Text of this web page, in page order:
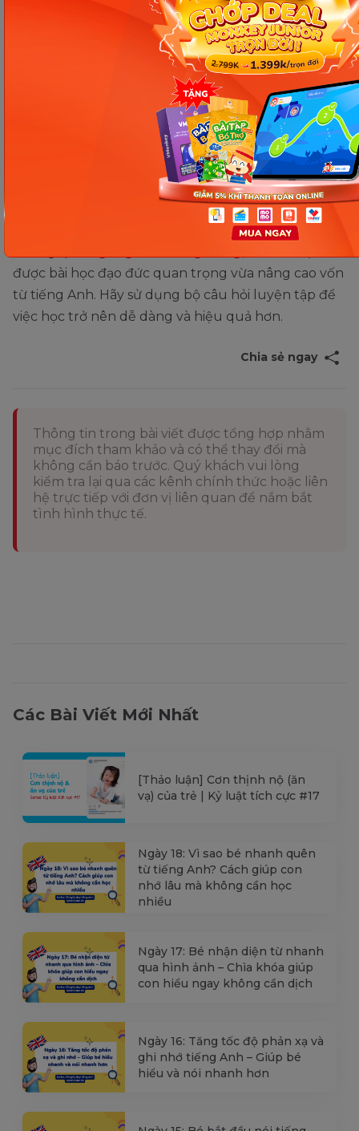
C (Nothing but ordinary goose insides - Chỉ là
nội tạng bình thường)
B (Greed can lead to losing everything you
have - Tham thì thâm)
Greedy (Tham lam)
Precious (Quý giá)
được bài học đạo đức quan trọng vừa nâng cao vốn
từ tiếng Anh. Hãy sử dụng bộ câu hỏi luyện tập để
việc học trở nên dễ dàng và hiệu quả hơn.
Chia sẻ ngay
Thông tin trong bài viết được tổng hợp nhằm
mục đích tham khảo và có thể thay đổi mà
không cần báo trước. Quý khách vui lòng
kiểm tra lại qua các kênh chính thức hoặc liên
hệ trực tiếp với đơn vị liên quan để nắm bắt
tình hình thực tế.
Các Bài Viết Mới Nhất
[Thảo luận] Cơn thịnh nộ (ăn
vạ) của trẻ | Kỷ luật tích cực #17
Ngày 18: Vì sao bé nhanh quên
từ tiếng Anh? Cách giúp con
nhớ lâu mà không cần học
nhiều
Ngày 17: Bé nhận diện từ nhanh
qua hình ảnh – Chìa khóa giúp
con hiểu ngay không cần dịch
Ngày 16: Tăng tốc độ phản xạ và
ghi nhớ tiếng Anh – Giúp bé
hiểu và nói nhanh hơn